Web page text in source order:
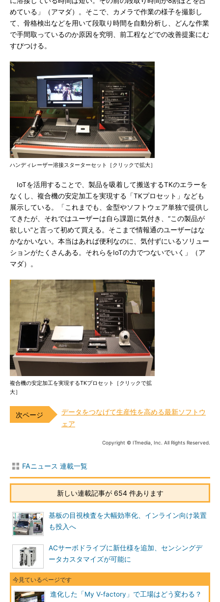
めている」（アマダ）。そこで、カメラで作業の様子を撮影し
て、骨格検出などを用いて段取り時間を自動分析し、どんな作業
で手間取っているのか原因を究明、前工程などでの改善提案にむ
すびつける。
ハンディレーザー溶接スターターセット［クリックで拡大］
IoTを活用することで、製品を吸着して搬送するTKのエラーを
なくし、複合機の安定加工を実現する「TKプロセット」なども
展示している。「これまでも、金型やソフトウェア単独で提供し
てきたが、それではユーザーは自ら課題に気付き、“この製品が
欲しい”と言って初めて買える。そこまで情報通のユーザーはな
かなかいない。本当はあれば便利なのに、気付ずにいるソリュー
ションがたくさんある。それらをIoTの力でつないでいく」（ア
マダ）。
複合機の安定加工を実現するTKプロセット［クリックで拡
大］
データをつなげて生産性を高める最新ソフトウ
ェア
Copyright © ITmedia, Inc. All Rights Reserved.
FAニュース 連載一覧
新しい連載記事が 654 件あります
基板の目視検査を大幅効率化、インライン向け装置
も投入へ
ACサーボドライブに新仕様を追加、センシングデ
ータカスタマイズが可能に
進化した「My V-factory」で工場はどう変わる？